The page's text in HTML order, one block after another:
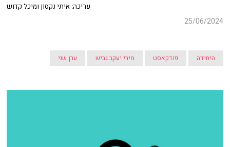
עריכה: איתי נקסון ומיכל קדוש
25/06/2024
היחידה פודקאסט מירי יעקב גביש ערן שני